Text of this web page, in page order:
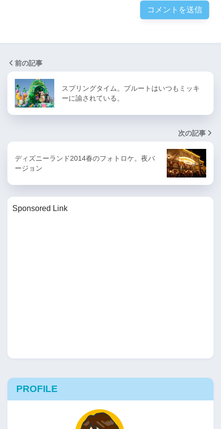
前の記事
スプリングタイム。プルートはいつもミッキ
ーに諭されている。
次の記事
ディズニーランド2014春のフォトロケ。夜バ
ージョン
Sponsored Link
PROFILE